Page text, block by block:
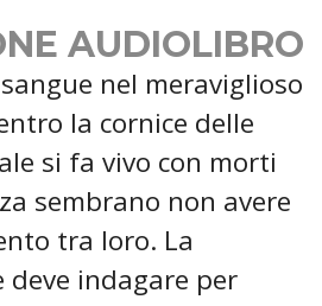
AUDIOLIBRO
nel meraviglioso
la cornice delle
si fa vivo con morti
sembrano non avere
tra loro. La
deve indagare per